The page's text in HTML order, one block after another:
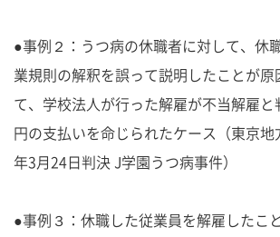
●事例２：うつ病の休職者に対して、休
業規則の解釈を誤って説明したことが原
て、学校法人が行った解雇が不当解雇
円の支払いを命じられたケース（東京
年3月24日判決 J学園うつ病事件）
●事例３：休職した従業員を解雇したこ